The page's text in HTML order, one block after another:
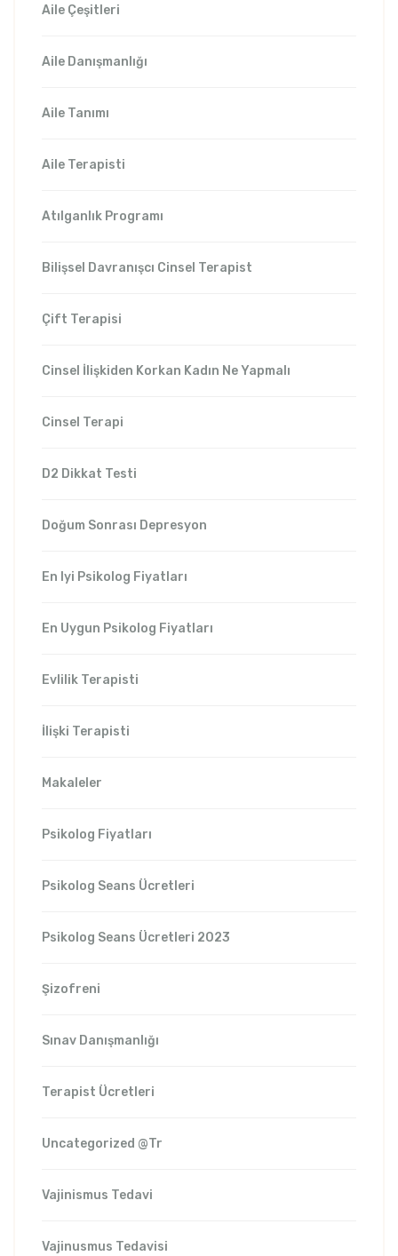
Aile Çeşitleri
Aile Danışmanlığı
Aile Tanımı
Aile Terapisti
Atılganlık Programı
Bilişsel Davranışcı Cinsel Terapist
Çift Terapisi
Cinsel İlişkiden Korkan Kadın Ne Yapmalı
Cinsel Terapi
D2 Dikkat Testi
Doğum Sonrası Depresyon
En Iyi Psikolog Fiyatları
En Uygun Psikolog Fiyatları
Evlilik Terapisti
İlişki Terapisti
Makaleler
Psikolog Fiyatları
Psikolog Seans Ücretleri
Psikolog Seans Ücretleri 2023
Şizofreni
Sınav Danışmanlığı
Terapist Ücretleri
Uncategorized @tr
Vajinismus Tedavi
Vajinusmus Tedavisi